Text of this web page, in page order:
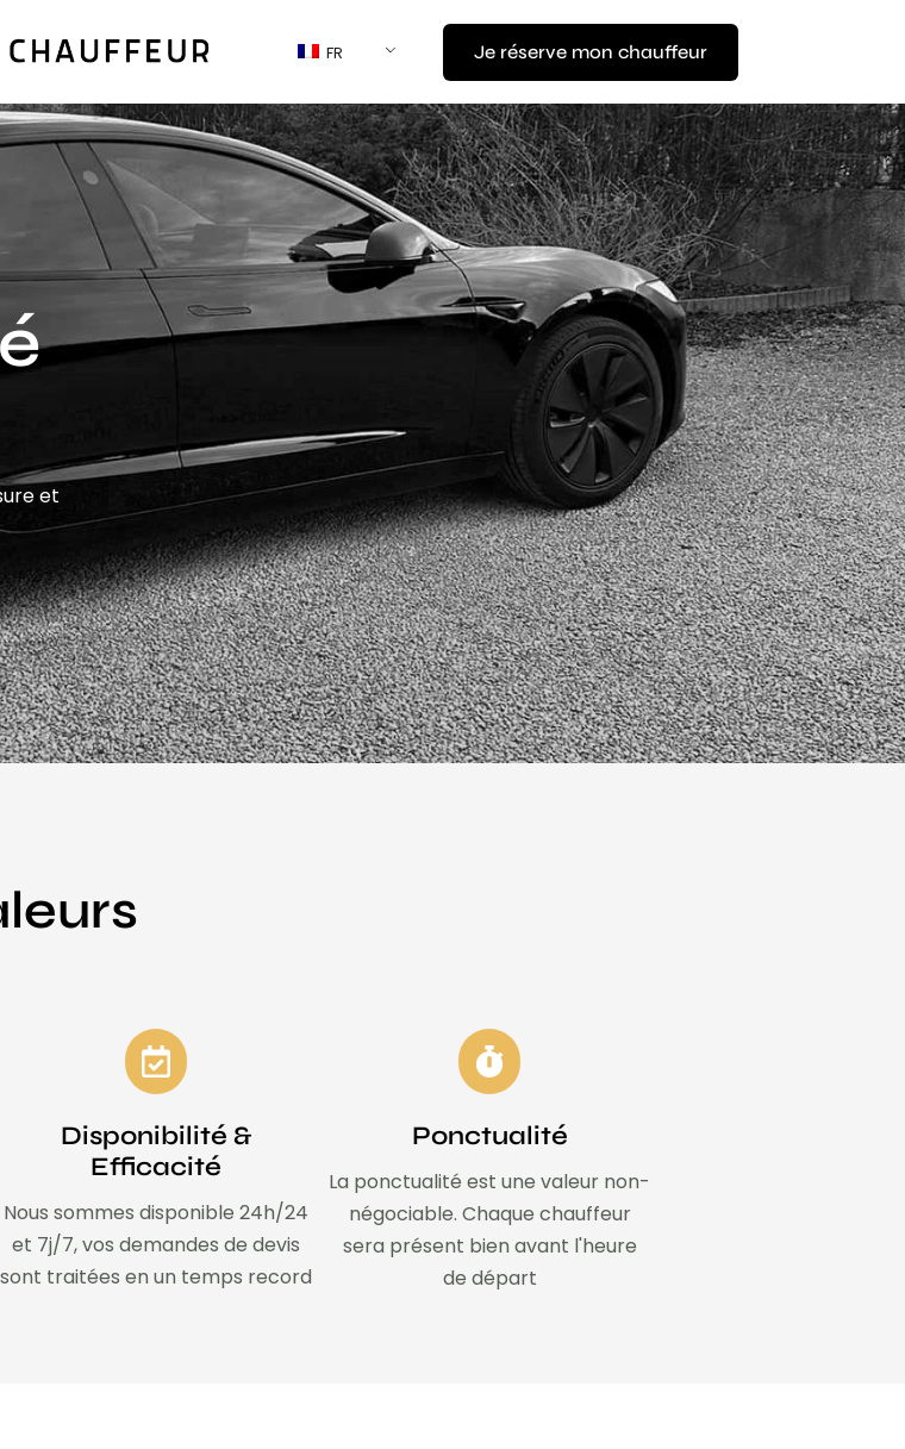
FR Je réserve mon chauffeur
et
Disponibilité &
Efficacité
Nous sommes disponible 24h/24
et 7j/7, vos demandes de devis
sont traitées en un temps record
Ponctualité
La ponctualité est une valeur non-
négociable. Chaque chauffeur
sera présent bien avant l'heure
de départ